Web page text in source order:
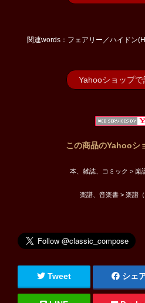
関連words：フェアリー／ハイドン
Yahooショップで
この商品のYahooシ
本、雑誌、コミック > 楽
楽譜、音楽書 > 楽譜
Tweet シェ